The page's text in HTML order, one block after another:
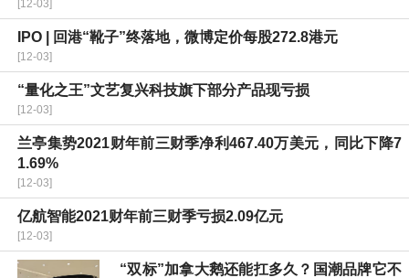
[12-03]
IPO | 回港“靴子”终落地，微博定价每股272.8港元
[12-03]
“量化之王”文艺复兴科技旗下部分产品现亏损
[12-03]
兰亭集势2021财年前三财季净利467.40万美元，同比下降7
1.69%
[12-03]
亿航智能2021财年前三财季亏损2.09亿元
[12-03]
“双标”加拿大鹅还能扛多久？国潮品牌它不